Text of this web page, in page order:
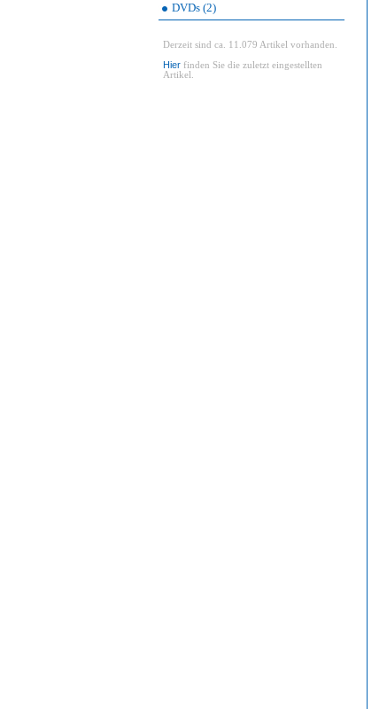
DVDs (2)
Derzeit sind ca. 11.079 Artikel vorhanden.
Hier finden Sie die zuletzt eingestellten
Artikel.